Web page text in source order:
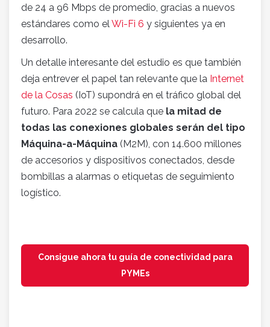
de 24 a 96 Mbps de promedio, gracias a nuevos
estándares como elWi-Fi 6 y siguientes ya en
desarrollo.
Un detalle interesante del estudio es que también
deja entrever el papel tan relevante que la Internet
de la Cosas (IoT) supondrá en el tráfico global del
futuro. Para 2022 se calcula que la mitad de
todas las conexiones globales serán del tipo
Máquina-a-Máquina (M2M), con 14.600 millones
de accesorios y dispositivos conectados, desde
bombillas a alarmas o etiquetas de seguimiento
logístico.
Consigue ahora tu guía de conectividad para
PYMEs